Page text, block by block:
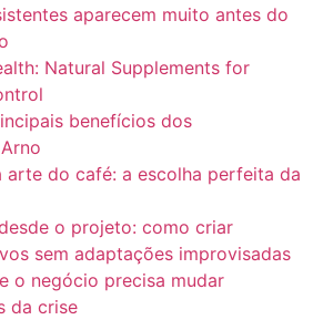
aparecem muito antes do
Natural Supplements for
benefícios dos
arte do café: a escolha perfeita da
o projeto: como criar
sem adaptações improvisadas
o negócio precisa mudar
da crise